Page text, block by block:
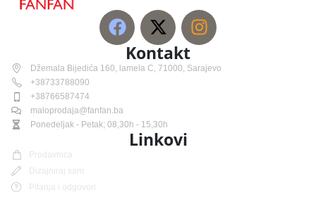
Kontakt
Džemala Bijedića 160, lamela C, 71000, Sarajevo
+38733788090
+38766587474
maloprodaja@fanfan.ba
Ponedeljak - Petak; 08,30h - 15,30h
Linkovi
Prodavnica
Dizajniraj sam
Pitanja i odgovori